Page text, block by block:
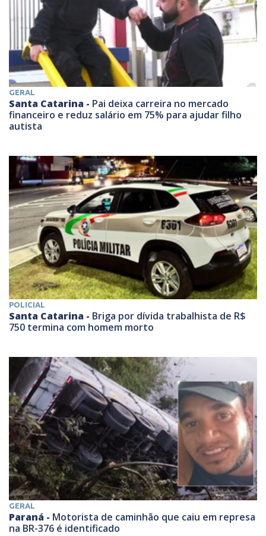
GERAL
Santa Catarina - Pai deixa carreira no mercado
financeiro e reduz salário em 75% para ajudar filho
autista
POLICIAL
Santa Catarina - Briga por dívida trabalhista de R$
750 termina com homem morto
GERAL
Paraná - Motorista de caminhão que caiu em represa
na BR-376 é identificado